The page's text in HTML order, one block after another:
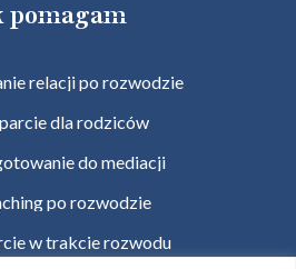
pomagam
relacji po rozwodzie
dla rodziców
do mediacji
po rozwodzie
w trakcie rozwodu